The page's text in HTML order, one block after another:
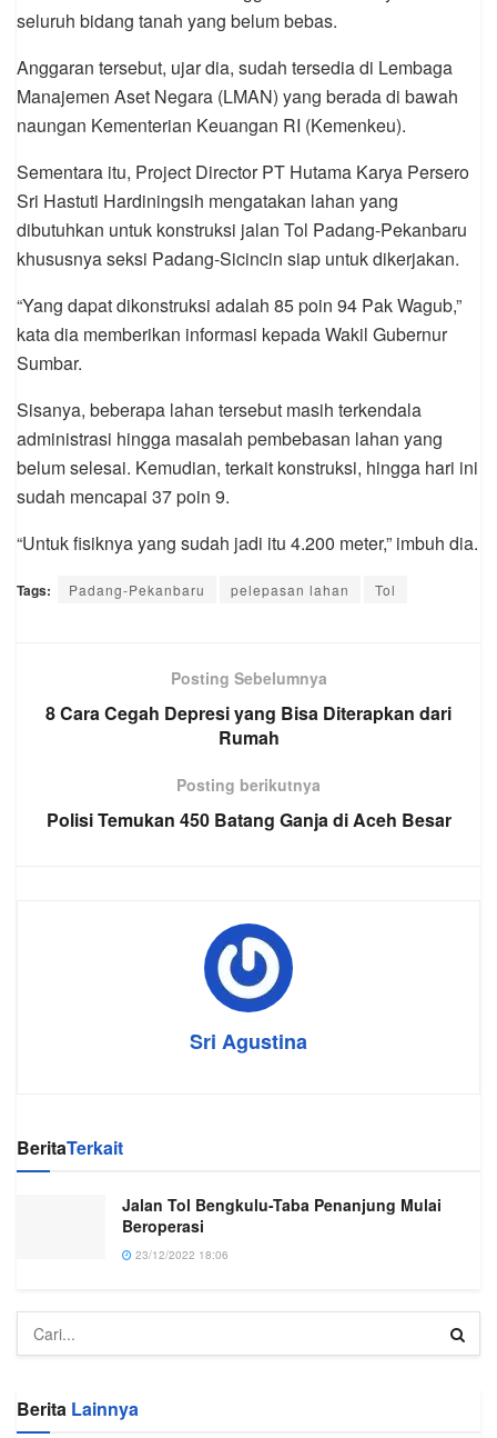
seluruh bidang tanah yang belum bebas.
Anggaran tersebut, ujar dia, sudah tersedia di Lembaga
Manajemen Aset Negara (LMAN) yang berada di bawah
naungan Kementerian Keuangan RI (Kemenkeu).
Sementara itu, Project Director PT Hutama Karya Persero
Sri Hastuti Hardiningsih mengatakan lahan yang
dibutuhkan untuk konstruksi jalan Tol Padang-Pekanbaru
khususnya seksi Padang-Sicincin siap untuk dikerjakan.
“Yang dapat dikonstruksi adalah 85 poin 94 Pak Wagub,”
kata dia memberikan informasi kepada Wakil Gubernur
Sumbar.
Sisanya, beberapa lahan tersebut masih terkendala
administrasi hingga masalah pembebasan lahan yang
belum selesai. Kemudian, terkait konstruksi, hingga hari ini
sudah mencapai 37 poin 9.
“Untuk fisiknya yang sudah jadi itu 4.200 meter,” imbuh dia.
Tags: Padang-Pekanbaru pelepasan lahan Tol
Posting Sebelumnya
8 Cara Cegah Depresi yang Bisa Diterapkan dari
Rumah
Posting berikutnya
Polisi Temukan 450 Batang Ganja di Aceh Besar
Sri Agustina
BeritaTerkait
Jalan Tol Bengkulu-Taba Penanjung Mulai
Beroperasi
23/12/2022 18:06
Berita Lainnya